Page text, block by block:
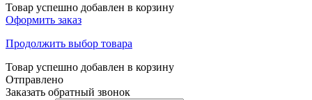
Товар успешно добавлен в корзину
Оформить заказ
Продолжить выбор товара
Товар успешно добавлен в корзину
Отправлено
Заказать обратный звонок